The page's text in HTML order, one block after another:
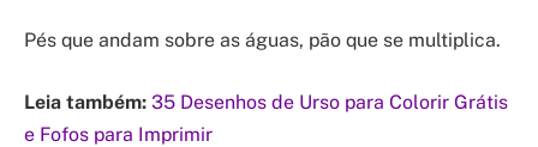
Pés que andam sobre as águas, pão que se multiplica.
Leia também: 35 Desenhos de Urso para Colorir Grátis
e Fofos para Imprimir